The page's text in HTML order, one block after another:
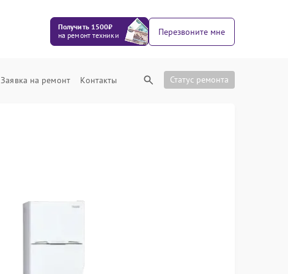
Получить 1500₽
на ремонт техники
Перезвоните мне
Заявка на ремонт Контакты Статус ремонта